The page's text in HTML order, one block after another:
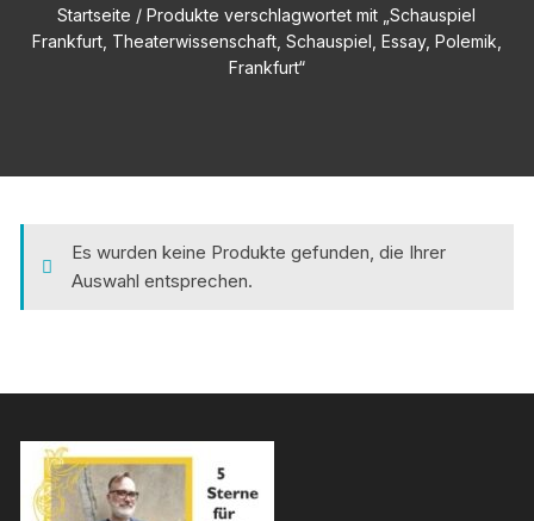
Startseite / Produkte verschlagwortet mit „Schauspiel
Frankfurt, Theaterwissenschaft, Schauspiel, Essay, Polemik,
Frankfurt“
Es wurden keine Produkte gefunden, die Ihrer
Auswahl entsprechen.